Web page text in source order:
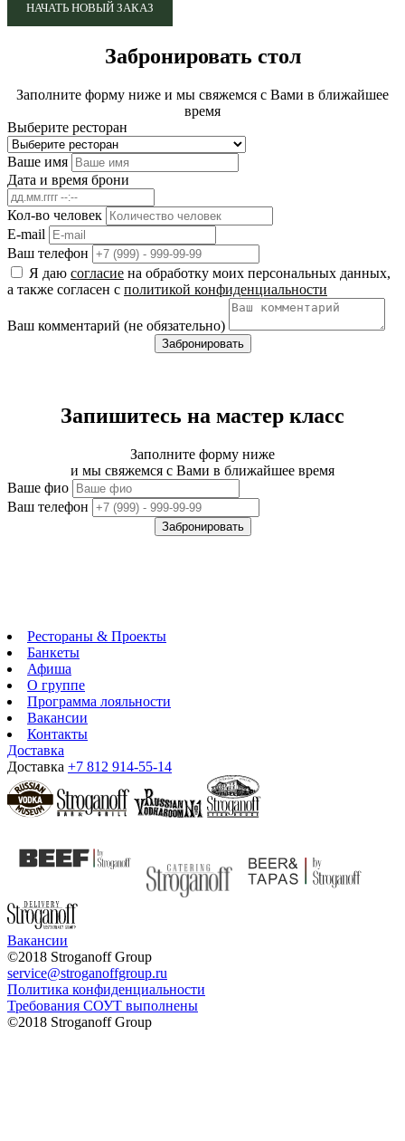
НАЧАТЬ НОВЫЙ ЗАКАЗ
Забронировать стол
Заполните форму ниже и мы свяжемся с Вами в ближайшее
время
Выберите ресторан
Ваше имя
Дата и время брони
Кол-во человек
E-mail
Ваш телефон
Я даю согласие на обработку моих персональных данных,
а также согласен с политикой конфиденциальности
Ваш комментарий (не обязательно)
Забронировать
Запишитесь на мастер класс
Заполните форму ниже
и мы свяжемся с Вами в ближайшее время
Ваше фио
Ваш телефон
Забронировать
Рестораны & Проекты
Банкеты
Афиша
О группе
Программа лояльности
Вакансии
Контакты
Доставка
Доставка +7 812 914-55-14
Вакансии
©2018 Stroganoff Group
service@stroganoffgroup.ru
Политика конфиденциальности
Требования СОУТ выполнены
©2018 Stroganoff Group